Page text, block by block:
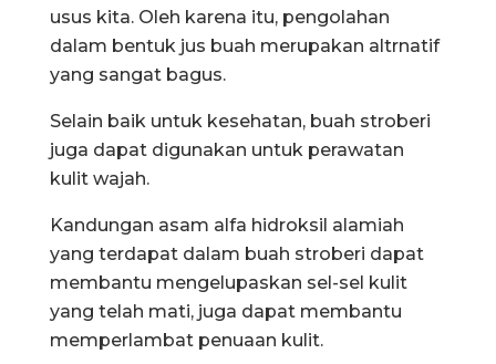
usus kita. Oleh karena itu, pengolahan
dalam bentuk jus buah merupakan altrnatif
yang sangat bagus.
Selain baik untuk kesehatan, buah stroberi
juga dapat digunakan untuk perawatan
kulit wajah.
Kandungan asam alfa hidroksil alamiah
yang terdapat dalam buah stroberi dapat
membantu mengelupaskan sel-sel kulit
yang telah mati, juga dapat membantu
memperlambat penuaan kulit.